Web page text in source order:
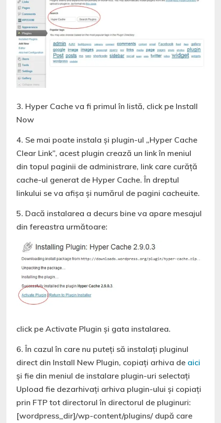
3. Hyper Cache va fi primul în listă, click pe Install
Now
4. Se mai poate instala și plugin-ul „Hyper Cache
Clear Link”, acest plugin crează un link în meniul
din topul paginii de administrare, link care curăță
cache-ul generat de Hyper Cache. În dreptul
linkului se va afișa și numărul de pagini cacheuite.
5. Dacă instalarea a decurs bine va apare mesajul
din fereastra următoare:
click pe Activate Plugin și gata instalarea.
6. În cazul în care nu puteți să instalați pluginul
direct din Install New Plugin, copiați arhiva de aici
și fie din meniul de instalare plugin-uri selectați
Upload fie dezarhivați arhiva plugin-ului și copiați
prin FTP tot directorul în directorul de pluginuri:
[wordpress_dir]/wp-content/plugins/ după care